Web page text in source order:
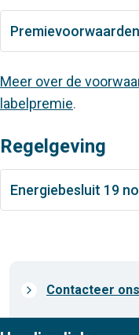
Meer over de
labelpremie.
Regelgeving
Energiebesluit 19
Prefooter
Contacteer ons